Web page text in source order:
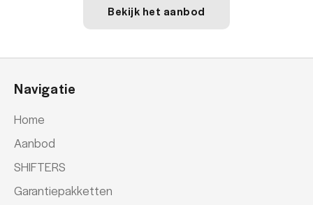
Bekijk het aanbod
Navigatie
Home
Aanbod
SHIFTERS
Garantiepakketten